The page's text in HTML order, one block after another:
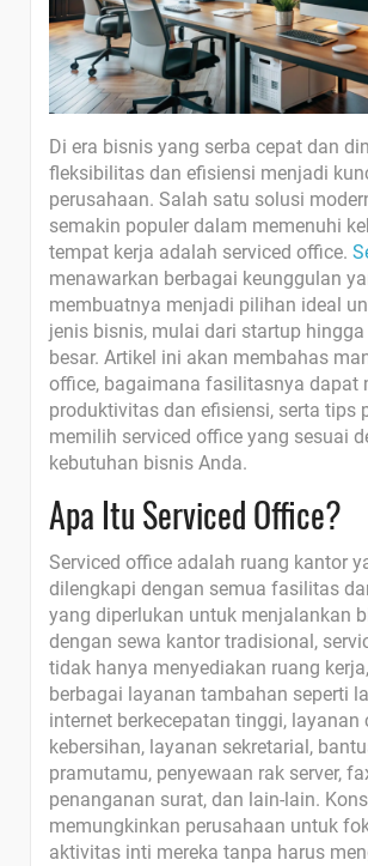
Di era bisnis yang serba cepat dan
fleksibilitas dan efisiensi menjadi
perusahaan. Salah satu solusi
semakin populer dalam memenuhi
tempat kerja adalah serviced office.
menawarkan berbagai keunggulan
membuatnya menjadi pilihan ideal
jenis bisnis, mulai dari startup
besar. Artikel ini akan membahas
office, bagaimana fasilitasnya dapat
produktivitas dan efisiensi, serta tips
memilih serviced office yang sesuai
kebutuhan bisnis Anda.
Apa Itu Serviced Office?
Serviced office adalah ruang kantor
dilengkapi dengan semua fasilitas
yang diperlukan untuk menjalankan
dengan sewa kantor tradisional,
tidak hanya menyediakan ruang
berbagai layanan tambahan seperti
internet berkecepatan tinggi, layanan
kebersihan, layanan sekretarial,
pramutamu, penyewaan rak server,
penanganan surat, dan lain-lain.
memungkinkan perusahaan untuk
aktivitas inti mereka tanpa harus